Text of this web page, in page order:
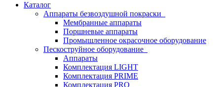
Каталог
Аппараты безвоздушной покраски
Мембранные аппараты
Поршневые аппараты
Промышленное окрасочное оборудование
Пескоструйное оборудование
Аппараты
Комплектация LIGHT
Комплектация PRIME
Комплектация PRO